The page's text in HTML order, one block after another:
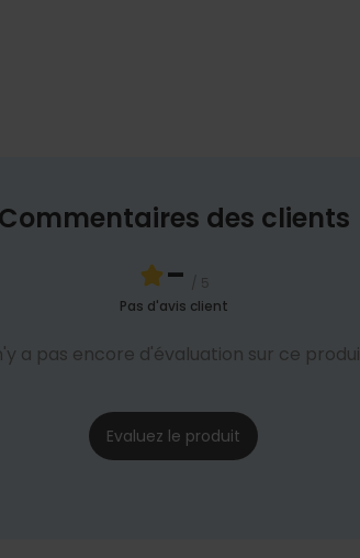
Commentaires des clients
- / 5
Pas d'avis client
a pas encore d'évaluation sur ce
Evaluez le produit